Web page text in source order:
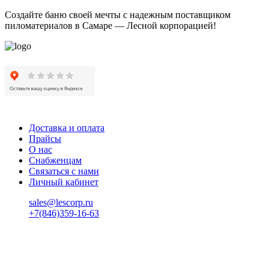
Создайте баню своей мечты с надежным поставщиком
пиломатериалов в Самаре — Лесной корпорацией!
Доставка и оплата
Прайсы
О нас
Снабженцам
Связаться с нами
Личный кабинет
sales@lescorp.ru
+7(846)359-16-63